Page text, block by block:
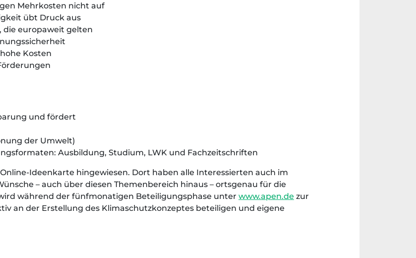
Mehrkosten nicht auf
übt Druck aus
die europaweit gelten
Kosten
und fördert
der Umwelt)
Ausbildung, Studium, LWK und Fachzeitschriften
Ideenkarte hingewiesen. Dort haben alle Interessierten auch im
– auch über diesen Themenbereich hinaus – ortsgenau für die
während der fünfmonatigen Beteiligungsphase unter www.apen.de zur
an der Erstellung des Klimaschutzkonzeptes beteiligen und eigene